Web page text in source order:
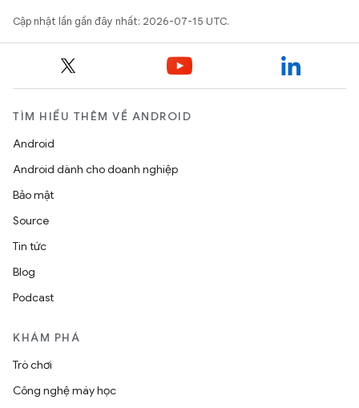
Cập nhật lần gần đây nhất: 2026-07-15 UTC.
TÌM HIỂU THÊM VỀ ANDROID
Android
Android dành cho doanh nghiệp
Bảo mật
Source
Tin tức
Blog
Podcast
KHÁM PHÁ
Trò chơi
Công nghệ máy học